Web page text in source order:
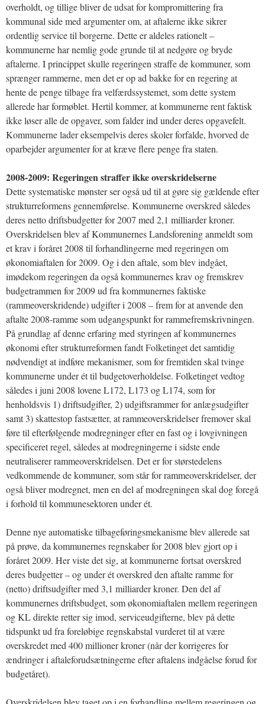
overholdt, og tillige bliver de udsat for kompromittering fra
kommunal side med argumenter om, at aftalerne ikke sikrer
ordentlig service til borgerne. Dette er aldeles rationelt –
kommunerne har nemlig gode grunde til at nedgøre og bryde
aftalerne. I princippet skulle regeringen straffe de kommuner, som
sprænger rammerne, men det er op ad bakke for en regering at
hente de penge tilbage fra velfærdssystemet, som dette system
allerede har formøblet. Hertil kommer, at kommunerne rent faktisk
ikke løser alle de opgaver, som falder ind under deres opgavefelt.
Kommunerne lader eksempelvis deres skoler forfalde, hvorved de
oparbejder argumenter for at kræve flere penge fra staten.
2008-2009: Regeringen straffer ikke overskridelserne
Dette systematiske mønster ser også ud til at gøre sig gældende efter
strukturreformens gennemførelse. Kommunerne overskred således
deres netto driftsbudgetter for 2007 med 2,1 milliarder kroner.
Overskridelsen blev af Kommunernes Landsforening anmeldt som
et krav i foråret 2008 til forhandlingerne med regeringen om
økonomiaftalen for 2009. Og i den aftale, som blev indgået,
imødekom regeringen da også kommunernes krav og fremskrev
budgetrammen for 2009 ud fra kommunernes faktiske
(rammeoverskridende) udgifter i 2008 – frem for at anvende den
aftalte 2008-ramme som udgangspunkt for rammefremskrivningen.
På grundlag af denne erfaring med styringen af kommunernes
økonomi efter strukturreformen fandt Folketinget det samtidig
nødvendigt at indføre mekanismer, som for fremtiden skal tvinge
kommunerne under ét til budgetoverholdelse. Folketinget vedtog
således i juni 2008 lovene L172, L173 og L174, som for
henholdsvis 1) driftsudgifter, 2) udgiftsrammer for anlægsudgifter
samt 3) skattestop fastsætter, at rammeoverskridelser fremover skal
føre til efterfølgende modregninger efter en fast og i lovgivningen
specificeret regel, således at modregningerne i sidste ende
neutraliserer rammeoverskridelsen. Det er for størstedelens
vedkommende de kommuner, som står for rammeoverskridelser, der
også bliver modregnet, men en del af modregningen skal dog foregå
i forhold til kommunesektoren under ét.
Denne nye automatiske tilbageføringsmekanisme blev allerede sat
på prøve, da kommunernes regnskaber for 2008 blev gjort op i
foråret 2009. Her viste det sig, at kommunerne fortsat overskred
deres budgetter – og under ét overskred den aftalte ramme for
(netto) driftsudgifter med 3,1 milliarder kroner. Den del af
kommunernes driftsbudget, som økonomiaftalen mellem regeringen
og KL direkte retter sig imod, serviceudgifterne, blev på dette
tidspunkt ud fra foreløbige regnskabstal vurderet til at være
overskredet med 400 millioner kroner (når der korrigeres for
ændringer i aftaleforudsætningerne efter aftalens indgåelse forud for
budgetåret).